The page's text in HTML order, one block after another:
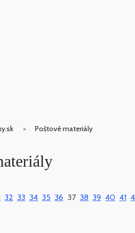
Poštové materiály
32 33 34 35 36 37 38 39 40 41